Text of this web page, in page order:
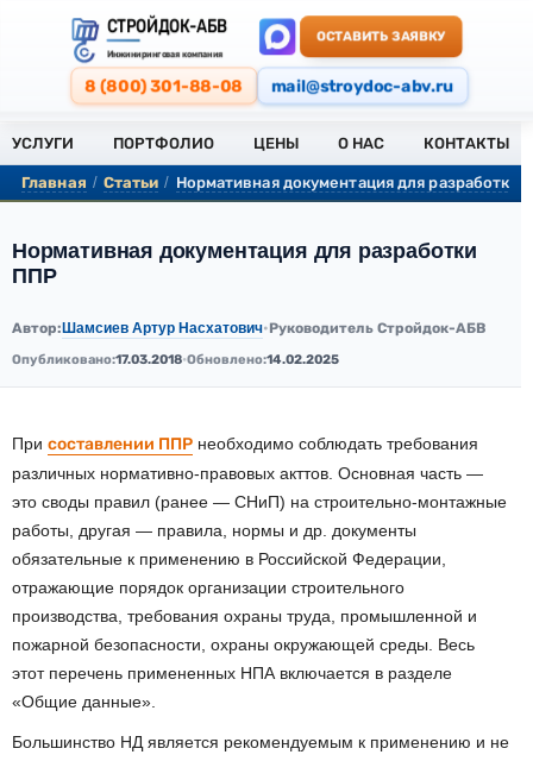
СТРОЙДОК-АБВ
Инжиниринговая компания
8 (800) 301-88-08 mail@stroydoc-abv.ru
ОСТАВИТЬ ЗАЯВКУ
УСЛУГИ ПОРТФОЛИО ЦЕНЫ О НАС КОНТАКТЫ
Главная / Статьи / Нормативная документация для разработки
Нормативная документация для разработки
ППР
Автор:Шамсиев Артур Насхатович•Руководитель Стройдок-АБВ
Опубликовано:17.03.2018•Обновлено:14.02.2025
При составлении ППР необходимо соблюдать требования
различных нормативно-правовых акттов. Основная часть —
это своды правил (ранее — СНиП) на строительно-монтажные
работы, другая — правила, нормы и др. документы
обязательные к применению в Российской Федерации,
отражающие порядок организации строительного
производства, требования охраны труда, промышленной и
пожарной безопасности, охраны окружающей среды. Весь
этот перечень примененных НПА включается в разделе
«Общие данные».
Большинство НД является рекомендуемым к применению и не